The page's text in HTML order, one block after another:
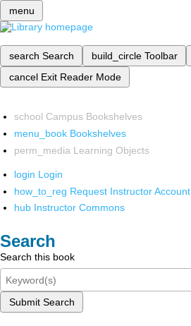
menu
search Search build_circle Toolbar
cancel Exit Reader Mode
school Campus Bookshelves
menu_book Bookshelves
perm_media Learning Objects
login Login
how_to_reg Request Instructor Account
hub Instructor Commons
Search
Search this book
Submit Search